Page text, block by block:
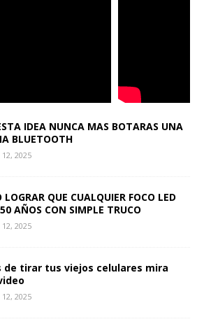
IDEA NUNCA MAS BOTARAS UNA
BLUETOOTH
2025
LOGRAR QUE CUALQUIER FOCO LED
AÑOS CON SIMPLE TRUCO
2025
de tirar tus viejos celulares mira
2025